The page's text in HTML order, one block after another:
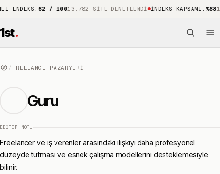
:62 / 100 13.782 SITE DENETLENDI İNDEKS KAPSAMI:%8815.743
1st.
/ FREELANCE PAZARYERI
Guru
EDITÖR NOTU
Freelancer ve iş verenler arasındaki ilişkiyi daha profesyonel
düzeyde tutması ve esnek çalışma modellerini desteklemesiyle
bilinir.